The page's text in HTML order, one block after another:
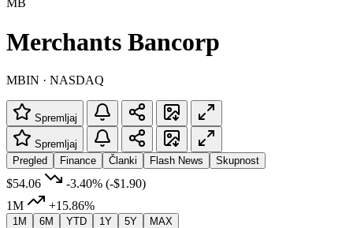
MB
Merchants Bancorp
MBIN · NASDAQ
Spremljaj
Spremljaj
Pregled
Finance Članki Flash News Skupnost
$54.06 -3.40% (-$1.90)
1M
+15.86%
1M 6M YTD 1Y 5Y MAX